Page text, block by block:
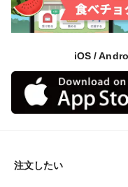
・品質に関するお問
連絡ください。2日を
・万が一不備があっ
ございます。
iOS /
注文したい